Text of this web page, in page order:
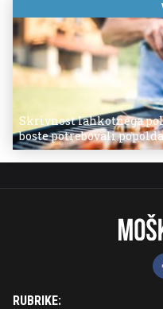
Skrivnost lahkotnega
boste potrebovali
RUBRIKE: